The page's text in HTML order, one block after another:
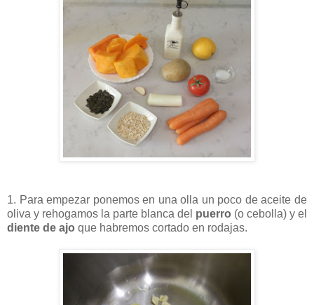
1. Para empezar ponemos en una olla un poco de aceite de
oliva y rehogamos la parte blanca del puerro (o cebolla) y el
diente de ajo que habremos cortado en rodajas.